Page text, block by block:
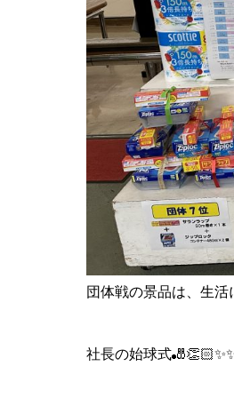
団体戦の景品は、生
社長の始球式